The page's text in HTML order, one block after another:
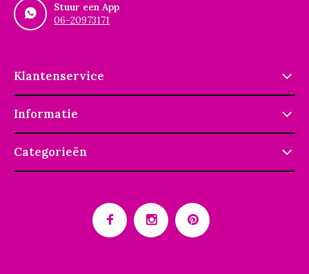
Stuur een App
06-20973171
Klantenservice
Informatie
Categorieën